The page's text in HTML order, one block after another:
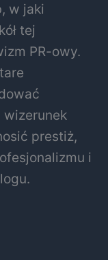
w jaki
tej
PR-owy.
wizerunek
prestiż,
i